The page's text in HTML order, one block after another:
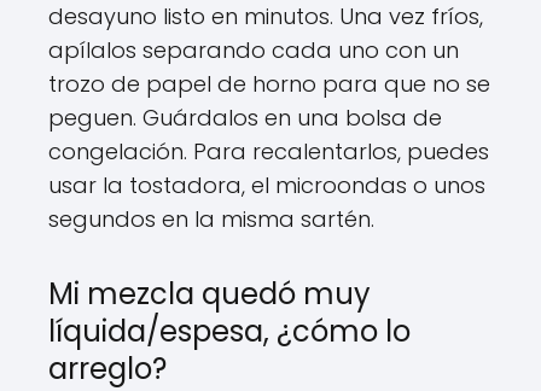
desayuno listo en minutos. Una vez fríos,
apílalos separando cada uno con un
trozo de papel de horno para que no se
peguen. Guárdalos en una bolsa de
congelación. Para recalentarlos, puedes
usar la tostadora, el microondas o unos
segundos en la misma sartén.
Mi mezcla quedó muy
líquida/espesa, ¿cómo lo
arreglo?